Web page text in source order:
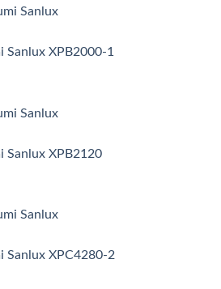
Sanlux XPB2000-1
Sanlux XPB2120
Sanlux XPC4280-2